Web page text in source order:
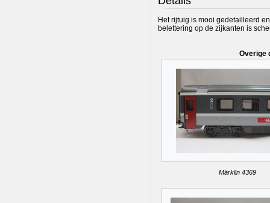
Het rijtuig is mooi gedetailleerd
belettering op de zijkanten is
Overige
Märklin 4369